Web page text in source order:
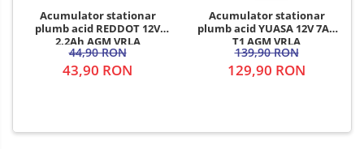
Acumulator stationar
plumb acid REDDOT 12V
2.2Ah AGM VRLA
44,90 RON
43,90 RON
Acumulator stationar
plumb acid YUASA 12V 7Ah
T1 AGM VRLA
139,90 RON
129,90 RON